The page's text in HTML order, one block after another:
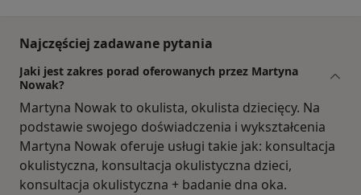
Najczęściej zadawane pytania
Jaki jest zakres porad oferowanych przez Martyna
Nowak?
Martyna Nowak to okulista, okulista dziecięcy. Na
podstawie swojego doświadczenia i wykształcenia
Martyna Nowak oferuje usługi takie jak: konsultacja
okulistyczna, konsultacja okulistyczna dzieci,
konsultacja okulistyczna + badanie dna oka.